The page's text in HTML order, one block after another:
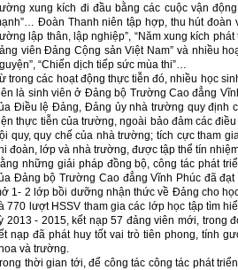
xung kích đi đầu bằng các cuộc vận
Đoàn Thanh niên tập hợp, thu hút đoàn
lập thân, lập nghiệp”, “Năm xung kích
viên Đảng Cộng sản Việt Nam” và nhiều
“Chiến dịch tiếp sức mùa thi”…
trong các hoạt động thực tiễn đó, nhiều học
là sinh viên ở Đảng bộ Trường Cao đẳng
Điều lệ Đảng, Đảng ủy nhà trường quy định
thực tiễn của trường, ngoài bảo đảm các
quy, quy chế của nhà trường; tích cực tham
đoàn, lớp và nhà trường, được tập thể tín
những giải pháp đồng bộ, công tác phát
Đảng bộ Trường Cao đẳng Vĩnh Phúc đã
1- 2 lớp bồi dưỡng nhận thức về Đảng cho
770 lượt HSSV tham gia các lớp học tập tìm
2013 - 2015, kết nạp 57 đảng viên mới, trong
nạp đã phát huy tốt vai trò tiên phong, tính
và trường.
thời gian tới, để công tác công tác phát